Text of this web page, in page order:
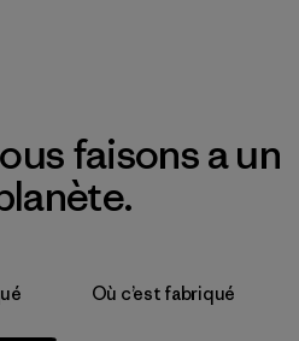
faisons a un
Où c’est fabriqué